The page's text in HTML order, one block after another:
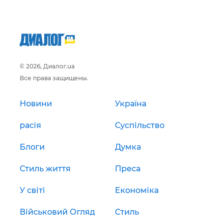
© 2026, Диалог.ua
Все права защищены.
Новини Україна
расія Суспільство
Блоги Думка
Стиль життя Преса
У світі Економіка
Військовий Огляд Стиль